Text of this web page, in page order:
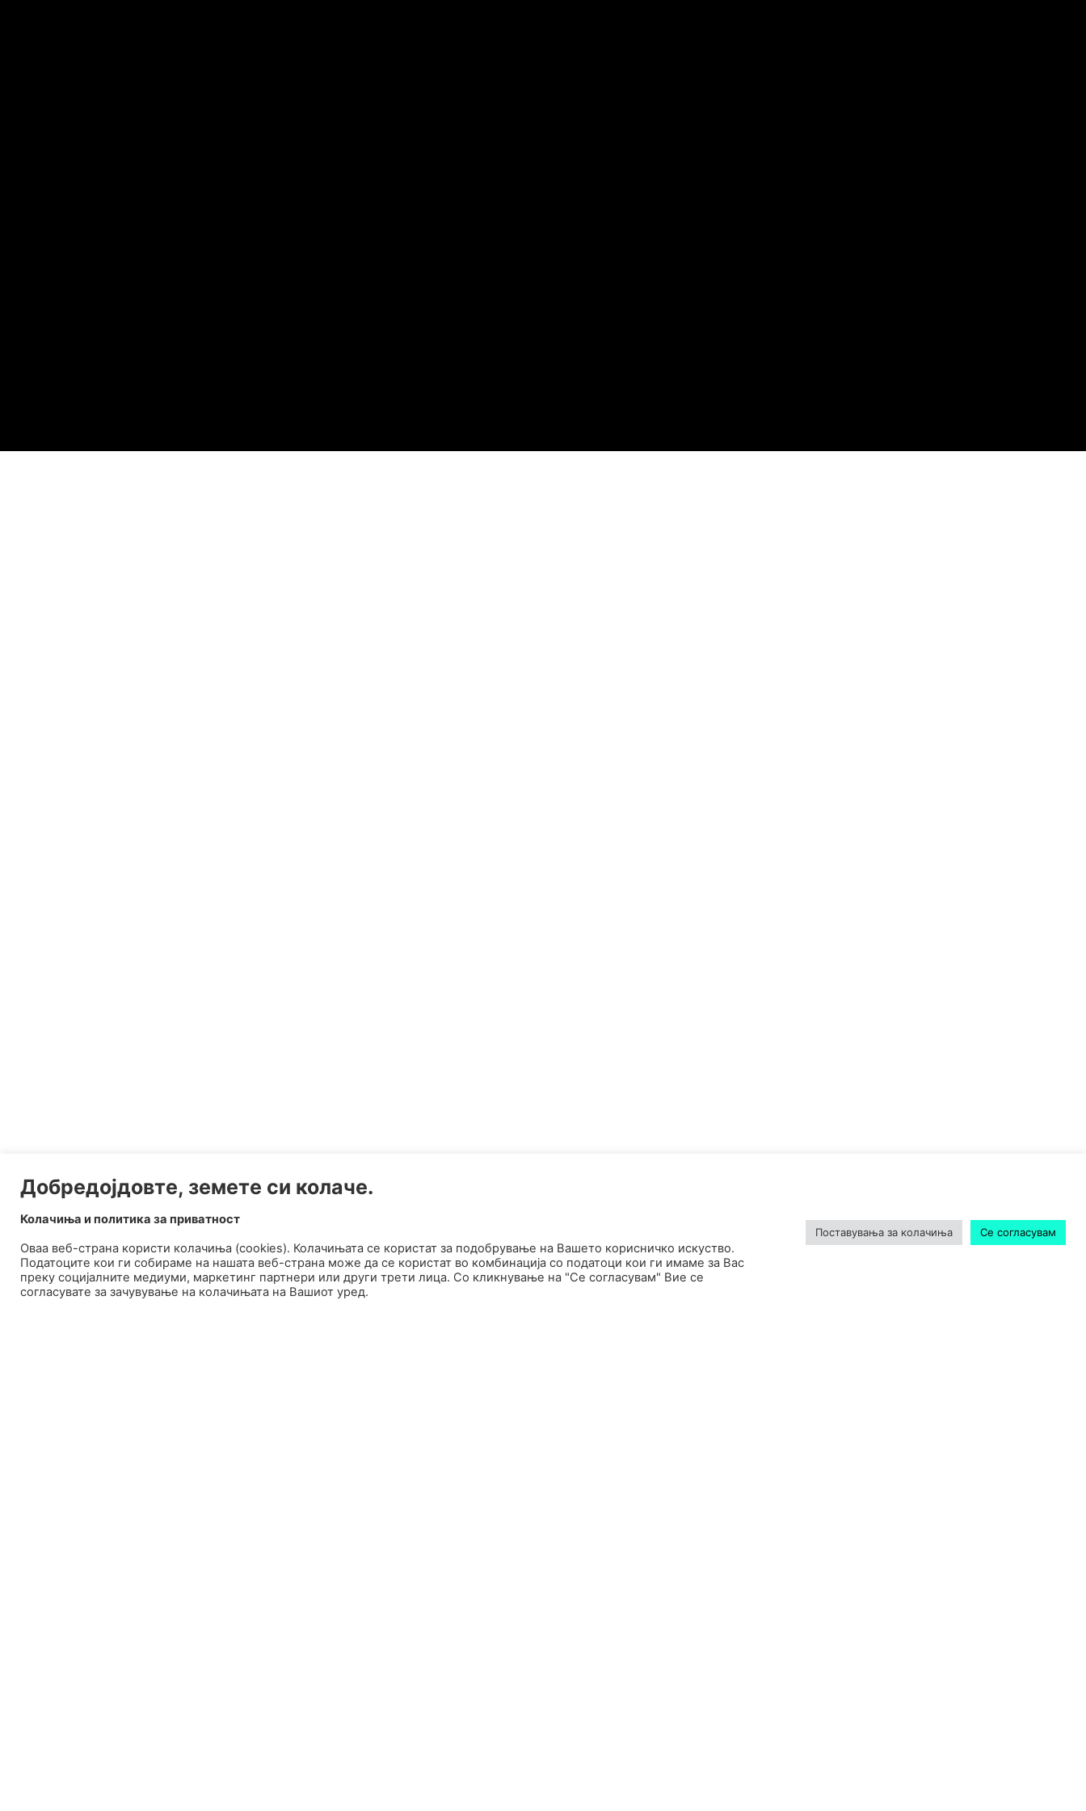
Добредојдовте, земете си колаче.
Колачиња и политика за приватност
Оваа веб-странa користи колачиња (cookies). Колачињата се користат за подобрување на Вашето корисничко искуство.
Податоците кои ги собираме на нашата веб-страна може да се користат во комбинација со податоци кои ги имаме за Вас
преку социјалните медиуми, маркетинг партнери или други трети лица. Со кликнување на "Се согласувам" Вие се
согласувате за зачувување на колачињата на Вашиот уред.
Поставувања за колачиња Се согласувам